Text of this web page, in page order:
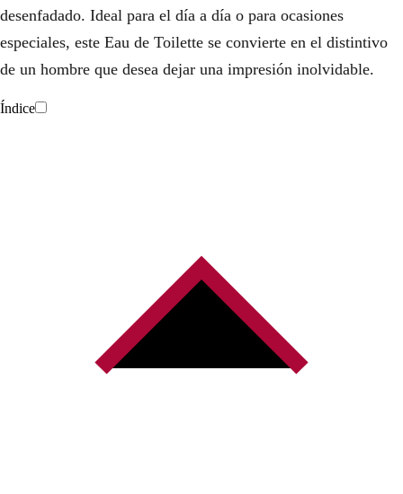
desenfadado. Ideal para el día a día o para ocasiones
especiales, este Eau de Toilette se convierte en el distintivo
de un hombre que desea dejar una impresión inolvidable.
Índice